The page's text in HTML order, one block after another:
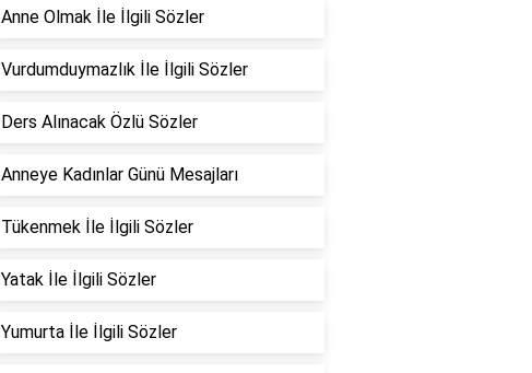
Anne Olmak İle İlgili Sözler
Vurdumduymazlık İle İlgili Sözler
Ders Alınacak Özlü Sözler
Anneye Kadınlar Günü Mesajları
Tükenmek İle İlgili Sözler
Yatak İle İlgili Sözler
Yumurta İle İlgili Sözler